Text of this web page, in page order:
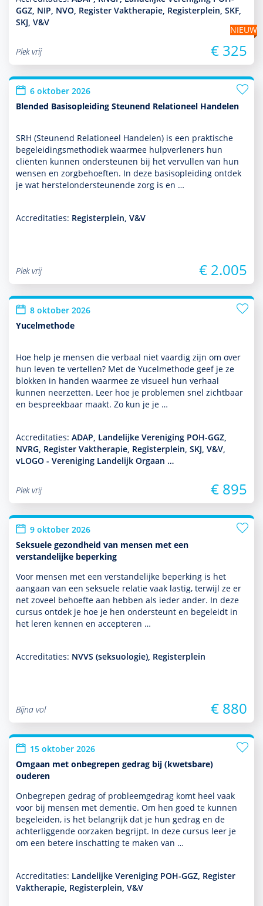
GGZ, NIP, NVO, Register Vaktherapie, Registerplein, SKF,
SKJ, V&V
NIEUW
Plek vrij
€ 325
6 oktober 2026
Blended Basisopleiding Steunend Relationeel Handelen
SRH (Steunend Relationeel Han­delen) is een prak­tische
bege­lei­dingsmetho­diek waarmee hulp­ver­le­ners hun
cliënten kunnen onder­steunen bij het vervullen van hun
wensen en zorg­behoef­ten. In deze basis­opleiding ontdek
je wat herstelonder­steunende zorg is en …
Accreditaties: Registerplein, V&V
Plek vrij € 2.005
8 oktober 2026
Yucelmethode
Hoe help je mensen die verbaal niet vaardig zijn om over
hun leven te vertellen? Met de Yucelmethode geef je ze
blokken in handen waarmee ze visueel hun verhaal
kunnen neerzetten. Leer hoe je pro­ble­men snel zichtbaar
en bespreekbaar maakt. Zo kun je je …
Accreditaties: ADAP, Landelijke Vereniging POH-GGZ,
NVRG, Register Vaktherapie, Registerplein, SKJ, V&V,
vLOGO - Vereniging Landelijk Orgaan …
Plek vrij € 895
9 oktober 2026
Seksuele gezondheid van mensen met een
verstandelijke beperking
Voor mensen met een ver­stande­lijke beper­king is het
aangaan van een seksuele relatie vaak lastig, terwijl ze er
net zoveel behoefte aan hebben als ieder ander. In deze
cursus ontdek je hoe je hen onder­steunt en bege­leidt in
het leren kennen en accepteren …
Accreditaties: NVVS (seksuologie), Registerplein
Bijna vol € 880
15 oktober 2026
Omgaan met onbegrepen gedrag bij (kwetsbare)
ouderen
Onbegrepen gedrag of probleemgedrag komt heel vaak
voor bij mensen met dementie. Om hen goed te kunnen
bege­leiden, is het belang­rijk dat je hun gedrag en de
achterliggende oorzaken begrijpt. In deze cursus leer je
om een betere inschatting te maken van …
Accreditaties: Landelijke Vereniging POH-GGZ, Register
Vaktherapie, Registerplein, V&V